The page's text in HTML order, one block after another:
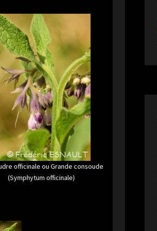
officinale ou Grande consoude
(Symphytum officinale)